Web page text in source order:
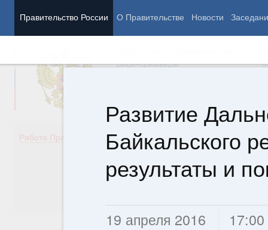
Правительство России О Правительстве Новости
Развитие
Байкальского
результаты и
19 апреля 2016 17:00
Вице-премьеры
Работа Правительства
Демография
Здоровье
Культура